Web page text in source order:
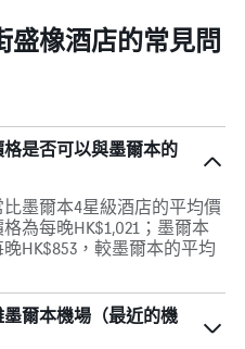
盛橡酒店的常見問
是否可以與墨爾本的
墨爾本4星級酒店的平均價
為每晚HK$1,021；墨爾本
HK$853，較墨爾本的平均
爾本機場（最近的機